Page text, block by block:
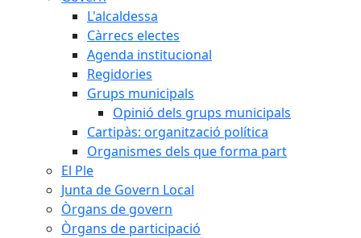
L'alcaldessa
Càrrecs electes
Agenda institucional
Regidories
Grups municipals
Opinió dels grups municipals
Cartipàs: organització política
Organismes dels que forma part
El Ple
Junta de Govern Local
Òrgans de govern
Òrgans de participació